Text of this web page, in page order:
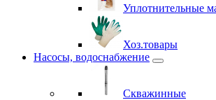
Уплотнительные
Хоз.товары
Насосы, водоснабжение
Скважинные